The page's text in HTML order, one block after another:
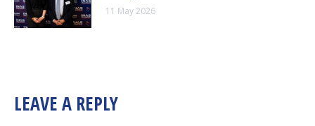
11 May 2026
LEAVE A REPLY